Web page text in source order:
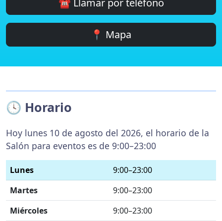
☎️ Llamar por teléfono
📍 Mapa
🕓 Horario
Hoy lunes 10 de agosto del 2026, el horario de la
Salón para eventos es de 9:00–23:00
Lunes
9:00–23:00
Martes
9:00–23:00
Miércoles
9:00–23:00